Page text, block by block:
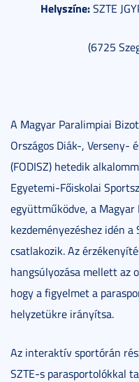
Helyszíne:SZTE
(6725
A Magyar Paralimpiai
Országos Diák-, Verseny-
(FODISZ) hetedik
Egyetemi-Főiskolai
együttműködve, a Magyar
kezdeményezéshez idén
csatlakozik. Az
hangsúlyozása mellett az
hogy a figyelmet a
helyzetükre irányítsa.
Az interaktív sportórán
SZTE-s parasportolókkal